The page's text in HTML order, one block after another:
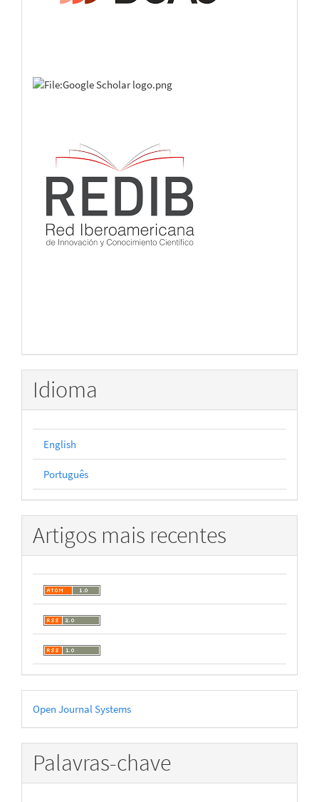
Idioma
English
Português
Artigos mais recentes
Desenvolvido
por
Open Journal Systems
Palavras-chave